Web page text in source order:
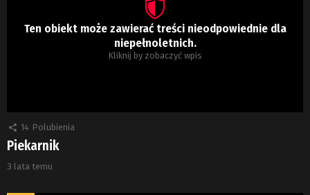
Ten obiekt może zawierać treści nieodpowiednie dla
niepełnoletnich.
Kliknij by zobaczyć wpis
14 Polubienia
Piekarnik
3 lata temu